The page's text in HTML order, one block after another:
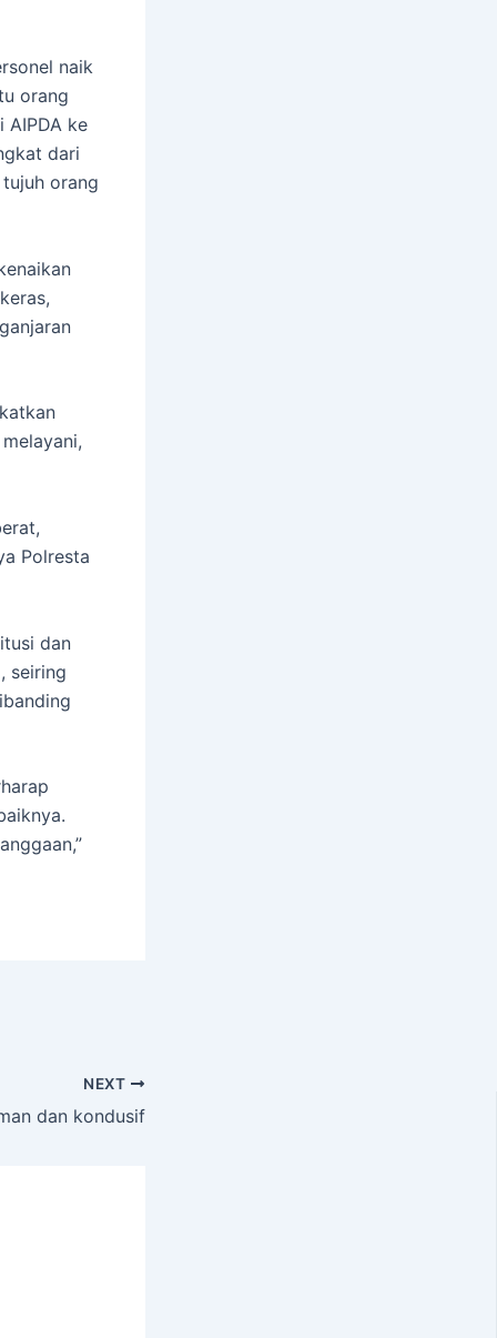
naik
orang
AIPDA ke
dari
tujuh orang
Polresta
dan
seiring
NEXT
dan kondusif